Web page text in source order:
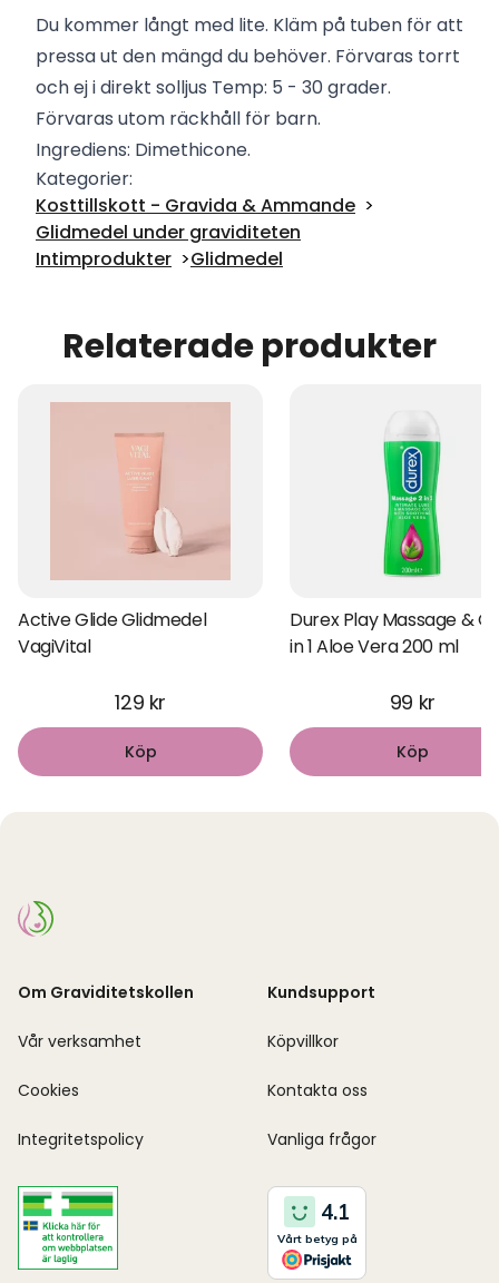
Du kommer långt med lite. Kläm på tuben för att
pressa ut den mängd du behöver. Förvaras torrt
och ej i direkt solljus Temp: 5 - 30 grader.
Förvaras utom räckhåll för barn.
Ingrediens: Dimethicone.
Kategorier:
Kosttillskott - Gravida & Ammande
Glidmedel under graviditeten
Intimprodukter
Glidmedel
Relaterade produkter
Active Glide Glidmedel
VagiVital
129 kr
Köp
Durex Play Massage &
in 1 Aloe Vera 200 ml
99 kr
Köp
Om Graviditetskollen
Vår verksamhet
Cookies
Integritetspolicy
Kundsupport
Köpvillkor
Kontakta oss
Vanliga frågor